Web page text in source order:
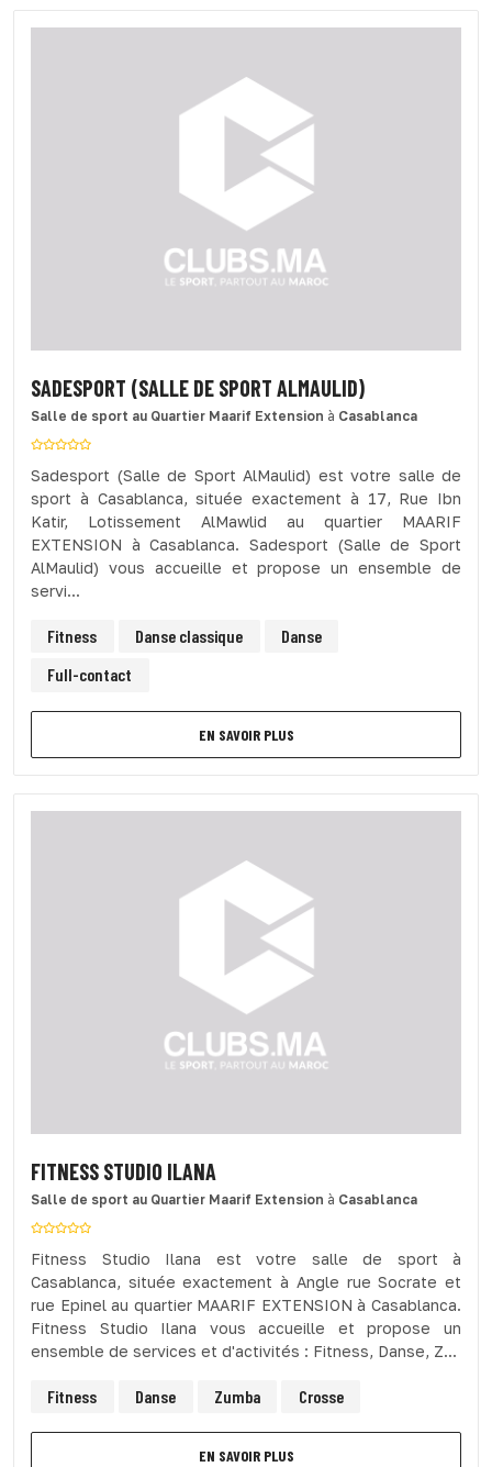
SADESPORT (SALLE DE SPORT ALMAULID)
Salle de sport au Quartier Maarif Extension à Casablanca
Sadesport (Salle de Sport AlMaulid) est votre salle de
sport à Casablanca, située exactement à 17, Rue Ibn
Katir, Lotissement AlMawlid au quartier MAARIF
EXTENSION à Casablanca. Sadesport (Salle de Sport
AlMaulid) vous accueille et propose un ensemble de
servi...
Fitness Danse classique
Danse
Full-contact
EN SAVOIR PLUS
FITNESS STUDIO ILANA
Salle de sport au Quartier Maarif Extension à Casablanca
Fitness Studio Ilana est votre salle de sport à
Casablanca, située exactement à Angle rue Socrate et
rue Epinel au quartier MAARIF EXTENSION à Casablanca.
Fitness Studio Ilana vous accueille et propose un
ensemble de services et d'activités : Fitness, Danse, Z...
Fitness Danse Zumba Crosse
EN SAVOIR PLUS